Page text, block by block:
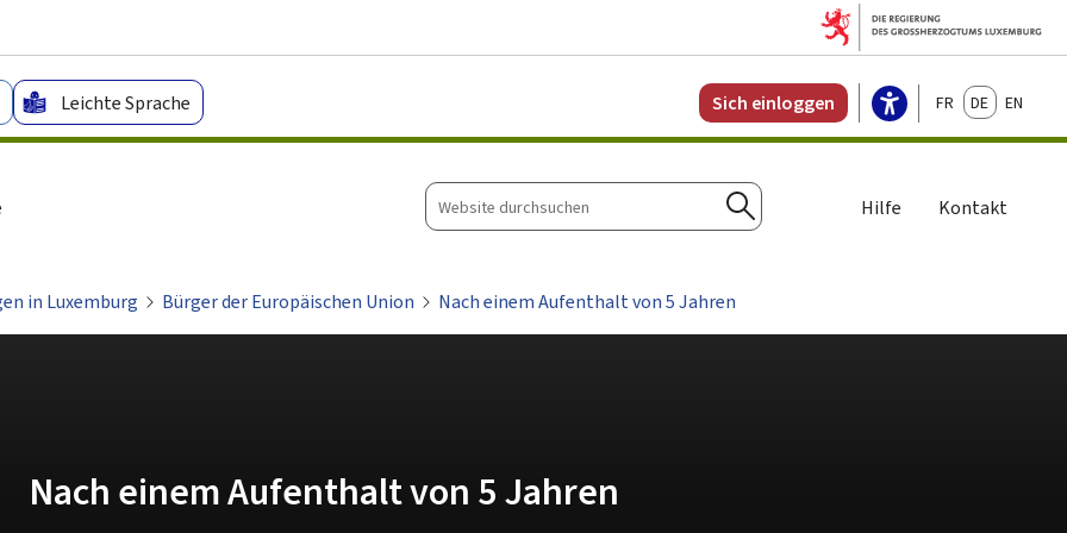
Leichte Sprache Sich einloggen FrançaisDeutschEnglish
Website
durchsuchen
Suchen
Hilfe Kontakt
in Luxemburg Bürger der Europäischen Union Nach einem Aufenthalt von 5 Jahren
Nach einem Aufenthalt von 5 Jahren